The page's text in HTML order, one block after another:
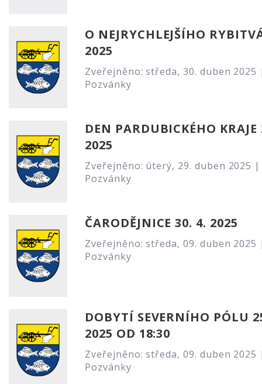
O NEJRYCHLEJŠÍHO
2025
Zveřejněno: středa, 30. duben 2025
Pozvánky
DEN PARDUBICKÉHO KRAJE
2025
Zveřejněno: úterý, 29. duben 2025 |
Pozvánky
ČARODĚJNICE 30. 4. 2025
Zveřejněno: středa, 09. duben 2025
Pozvánky
DOBYTÍ SEVERNÍHO PÓLU
2025 OD 18:30
Zveřejněno: středa, 09. duben 2025
Pozvánky